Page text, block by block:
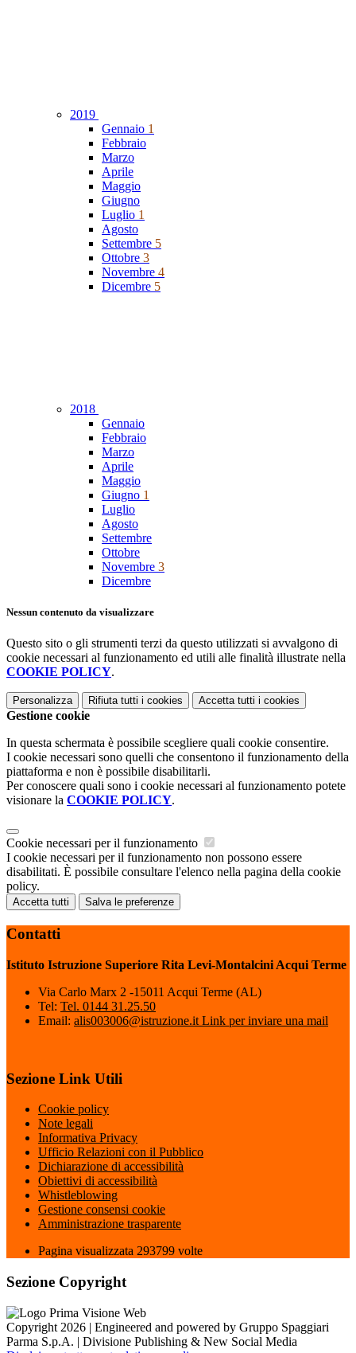
2019
Gennaio 1
Febbraio
Marzo
Aprile
Maggio
Giugno
Luglio 1
Agosto
Settembre 5
Ottobre 3
Novembre 4
Dicembre 5
2018
Gennaio
Febbraio
Marzo
Aprile
Maggio
Giugno 1
Luglio
Agosto
Settembre
Ottobre
Novembre 3
Dicembre
Nessun contenuto da visualizzare
Questo sito o gli strumenti terzi da questo utilizzati si avvalgono di
cookie necessari al funzionamento ed utili alle finalità illustrate nella
COOKIE POLICY.
Personalizza Rifiuta tutti i cookies Accetta tutti i cookies
Gestione cookie
In questa schermata è possibile scegliere quali cookie consentire.
I cookie necessari sono quelli che consentono il funzionamento della
piattaforma e non è possibile disabilitarli.
Per conoscere quali sono i cookie necessari al funzionamento potete
visionare la COOKIE POLICY.
Cookie necessari per il funzionamento
I cookie necessari per il funzionamento non possono essere
disabilitati. È possibile consultare l'elenco nella pagina della cookie
policy.
Accetta tutti Salva le preferenze
Contatti
Istituto Istruzione Superiore Rita Levi-Montalcini Acqui Terme
Via Carlo Marx 2 -15011 Acqui Terme (AL)
Tel: Tel. 0144 31.25.50
Email: alis003006@istruzione.it Link per inviare una mail
Sezione Link Utili
Cookie policy
Note legali
Informativa Privacy
Ufficio Relazioni con il Pubblico
Dichiarazione di accessibilità
Obiettivi di accessibilità
Whistleblowing
Gestione consensi cookie
Amministrazione trasparente
Pagina visualizzata 293799 volte
Sezione Copyright
Copyright 2026 | Engineered and powered by Gruppo Spaggiari
Parma S.p.A. | Divisione Publishing & New Social Media